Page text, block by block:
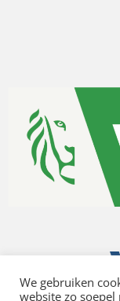
We gebruiken
website zo